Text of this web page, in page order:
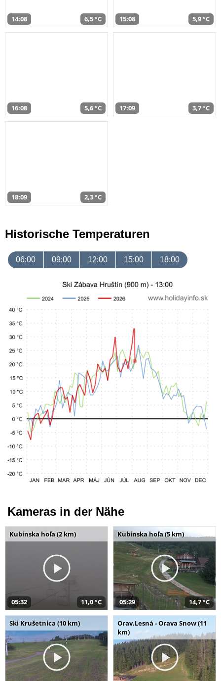
14:08 6,5 °C 15:08 5,9 °C
16:08 5,6 °C 17:09 3,7 °C
18:09 2,3 °C
Historische Temperaturen
06:00 09:00 12:00 15:00 18:00
Kameras in der Nähe
Kubínska hoľa (2 km)
05:32 11,0 °C
Kubínska hoľa (5 km)
05:29 14,7 °C
Ski Krušetnica (10 km)
Orav.Lesná - Orava Snow (11
km)